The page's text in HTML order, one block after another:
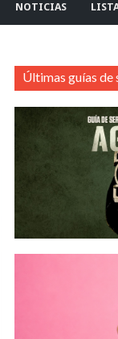
NOTICIAS
Últimas guías de